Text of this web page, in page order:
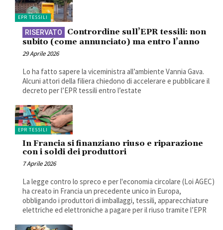
EPR TESSILI
Contrordine sull’EPR tessili: non
subito (come annunciato) ma entro l’anno
29 Aprile 2026
Lo ha fatto sapere la viceministra all’ambiente Vannia Gava.
Alcuni attori della filiera chiedono di accelerare e pubblicare il
decreto per l’EPR tessili entro l’estate
EPR TESSILI
In Francia si finanziano riuso e riparazione
con i soldi dei produttori
7 Aprile 2026
La legge contro lo spreco e per l'economia circolare (Loi AGEC)
ha creato in Francia un precedente unico in Europa,
obbligando i produttori di imballaggi, tessili, apparecchiature
elettriche ed elettroniche a pagare per il riuso tramite l’EPR